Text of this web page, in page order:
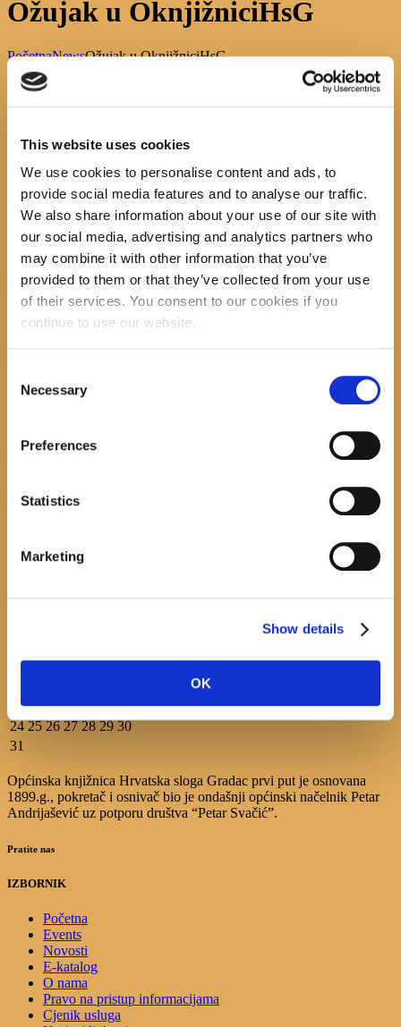
This website uses cookies
We use cookies to personalise content and ads, to
provide social media features and to analyse our traffic.
We also share information about your use of our site with
our social media, advertising and analytics partners who
may combine it with other information that you’ve
provided to them or that they’ve collected from your use
of their services. You consent to our cookies if you
continue to use our website.
Selection
Necessary
Preferences
Statistics
Marketing
Show details
OK
Ožujak u OknjižniciHsG
PočetnaNewsOžujak u OknjižniciHsG
– 18.3.18.,00h(srijeda) Obilježavanje Svjetskog dana poezije(21.3.)
recent posts
Promocija zbirke pjesama "Iz staračkog domau Makarskoj"-poshumno Tihorad Mijo
July 20, 20260
Javni natječaj za imenovanje ravnatelja/ravnateljice Općinske knjižnice Hrvatska sloga
Gradac
17 18 19 20 21 22 23
24 25 26 27 28 29 30
31
Općinska knjižnica Hrvatska sloga Gradac prvi put je osnovana
1899.g., pokretač i osnivač bio je ondašnji općinski načelnik Petar
Andrijašević uz potporu društva “Petar Svačić”.
Pratite nas
IZBORNIK
Početna
Events
Novosti
E-katalog
O nama
Pravo na pristup informacijama
Cjenik usluga